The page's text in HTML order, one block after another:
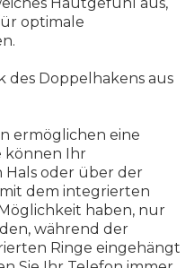
optimale
des Doppelhakens aus
ermöglichen eine
können Ihr
oder über der
dem integrierten
haben, nur
während der
Ringe eingehängt